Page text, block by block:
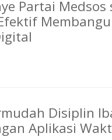
Partai Medsos
Disiplin
Aplikasi